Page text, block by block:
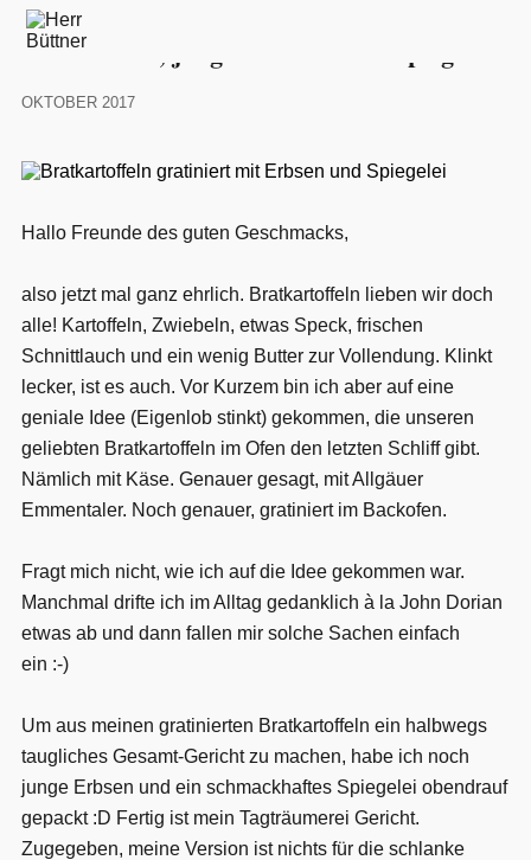
Gratinierte Bratkartoffeln mit Allgäuer
Emmentaler, jungen Erbsen und Spiegelei
Oktober 2017
Hallo Freunde des guten Geschmacks,
also jetzt mal ganz ehrlich. Bratkartoffeln lieben wir doch
alle! Kartoffeln, Zwiebeln, etwas Speck, frischen
Schnittlauch und ein wenig Butter zur Vollendung. Klinkt
lecker, ist es auch. Vor Kurzem bin ich aber auf eine
geniale Idee (Eigenlob stinkt) gekommen, die unseren
geliebten Bratkartoffeln im Ofen den letzten Schliff gibt.
Nämlich mit Käse. Genauer gesagt, mit Allgäuer
Emmentaler. Noch genauer, gratiniert im Backofen.
Fragt mich nicht, wie ich auf die Idee gekommen war.
Manchmal drifte ich im Alltag gedanklich à la John Dorian
etwas ab und dann fallen mir solche Sachen einfach
ein :-)
Um aus meinen gratinierten Bratkartoffeln ein halbwegs
taugliches Gesamt-Gericht zu machen, habe ich noch
junge Erbsen und ein schmackhaftes Spiegelei obendrauf
gepackt :D Fertig ist mein Tagträumerei Gericht.
Zugegeben, meine Version ist nichts für die schlanke